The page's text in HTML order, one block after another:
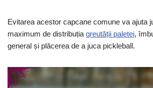
Evitarea acestor capcane comune va ajuta
maximum de distribuția greutății paletei,
general și plăcerea de a juca pickleball.